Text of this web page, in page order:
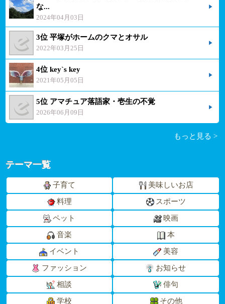
な...
2024年04月03日
3位 平塚がホームのクマとオサル
2022年03月25日
4位 key`s key
2021年05月05日
5位 アマチュア落語家・壱生の不覚
2026年06月09日
もっと見る >
テーマ一覧
子育て 美味しいお店
料理 スポーツ
ペット 映画
音楽 本
イベント 美容
ファッション お知らせ
相談 俳句
学校 その他